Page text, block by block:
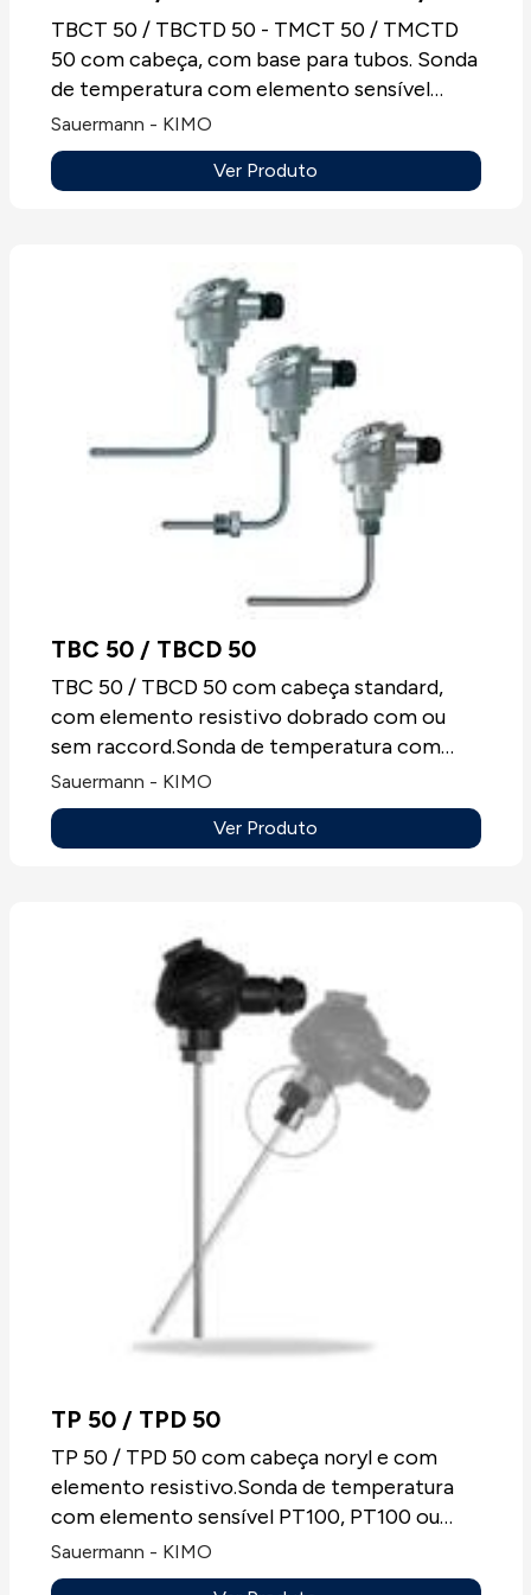
TMCTD 50
TBCT 50 / TBCTD 50 - TMCT 50 / TMCTD
50 com cabeça, com base para tubos. Sonda
de temperatura com elemento sensível
PT100, PT100 ou NTC, entre outras,
especialmente concebida para tubos,
montagem para conduta ou bainhas, sempre
Sauermann - KIMO
Ver Produto
TBC 50 / TBCD 50
TBC 50 / TBCD 50 com cabeça standard,
com elemento resistivo dobrado com ou
sem raccord.Sonda de temperatura com
elemento sensível PT100, PT100 ou NTC,
entre outras, montagem para conduta ou
bainhas, sempre sem mostrador.
Sauermann - KIMO
Ver Produto
TP 50 / TPD 50
TP 50 / TPD 50 com cabeça noryl e com
elemento resistivo.Sonda de temperatura
com elemento sensível PT100, PT100 ou
NTC entre outras, para indústria química e
agro-alimentar, montagem para conduta ou
Sauermann - KIMO